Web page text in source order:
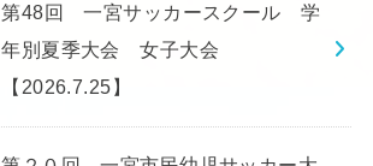
第48回 一宮サッカースクール 学
年別夏季大会 女子大会
【2026.7.25】